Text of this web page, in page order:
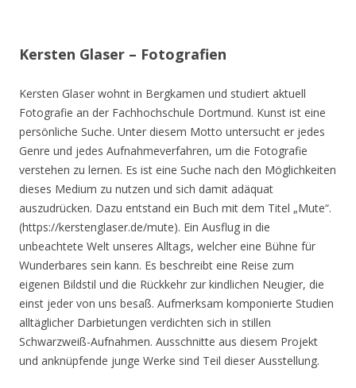
Kersten Glaser – Fotografien
Kersten Glaser wohnt in Bergkamen und studiert aktuell
Fotografie an der Fachhochschule Dortmund. Kunst ist eine
persönliche Suche. Unter diesem Motto untersucht er jedes
Genre und jedes Aufnahmeverfahren, um die Fotografie
verstehen zu lernen. Es ist eine Suche nach den Möglichkeiten
dieses Medium zu nutzen und sich damit adäquat
auszudrücken. Dazu entstand ein Buch mit dem Titel „Mute“.
(https://kerstenglaser.de/mute). Ein Ausflug in die
unbeachtete Welt unseres Alltags, welcher eine Bühne für
Wunderbares sein kann. Es beschreibt eine Reise zum
eigenen Bildstil und die Rückkehr zur kindlichen Neugier, die
einst jeder von uns besaß. Aufmerksam komponierte Studien
alltäglicher Darbietungen verdichten sich in stillen
Schwarzweiß-Aufnahmen. Ausschnitte aus diesem Projekt
und anknüpfende junge Werke sind Teil dieser Ausstellung.